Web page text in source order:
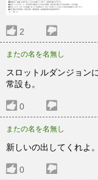
2
またの名を名無し
スロットルダンジョン
常設も。
0
またの名を名無し
新しいの出してくれよ。
0